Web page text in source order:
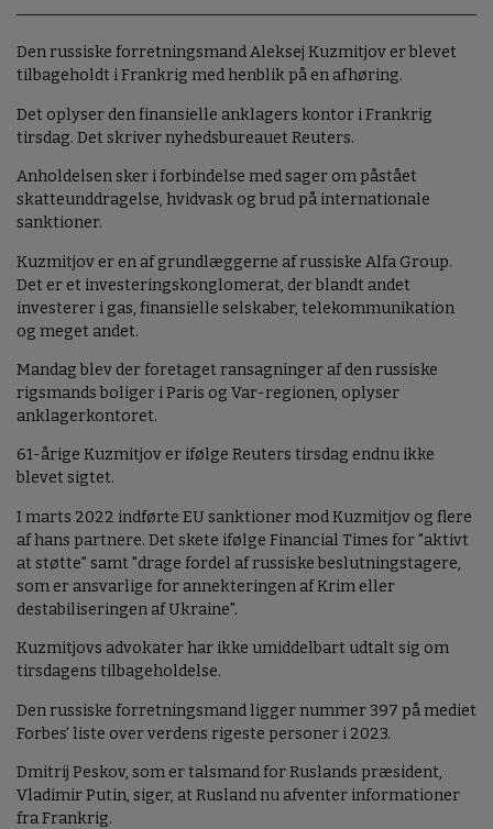
Den russiske forretningsmand Aleksej Kuzmitjov er blevet
tilbageholdt i Frankrig med henblik på en afhøring.
Det oplyser den finansielle anklagers kontor i Frankrig
tirsdag. Det skriver nyhedsbureauet Reuters.
Anholdelsen sker i forbindelse med sager om påstået
skatteunddragelse, hvidvask og brud på internationale
sanktioner.
Kuzmitjov er en af grundlæggerne af russiske Alfa Group.
Det er et investeringskonglomerat, der blandt andet
investerer i gas, finansielle selskaber, telekommunikation
og meget andet.
Mandag blev der foretaget ransagninger af den russiske
rigsmands boliger i Paris og Var-regionen, oplyser
anklagerkontoret.
61-årige Kuzmitjov er ifølge Reuters tirsdag endnu ikke
blevet sigtet.
I marts 2022 indførte EU sanktioner mod Kuzmitjov og flere
af hans partnere. Det skete ifølge Financial Times for "aktivt
at støtte" samt "drage fordel af russiske beslutningstagere,
som er ansvarlige for annekteringen af Krim eller
destabiliseringen af Ukraine".
Kuzmitjovs advokater har ikke umiddelbart udtalt sig om
tirsdagens tilbageholdelse.
Den russiske forretningsmand ligger nummer 397 på mediet
Forbes' liste over verdens rigeste personer i 2023.
Dmitrij Peskov, som er talsmand for Ruslands præsident,
Vladimir Putin, siger, at Rusland nu afventer informationer
fra Frankrig.